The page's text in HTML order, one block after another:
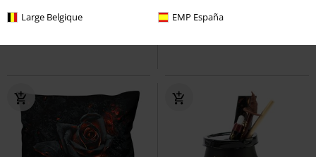
Large Belgique EMP España
Artículos De Decoración